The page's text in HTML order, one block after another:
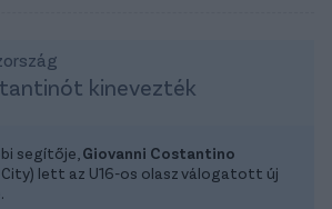
kinevezték
segítője, Giovanni Costantino
lett az U16-os olasz válogatott új